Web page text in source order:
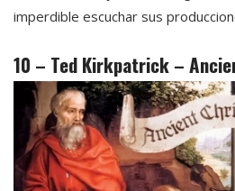
imperdible escuchar sus
10 – Ted Kirkpatrick –